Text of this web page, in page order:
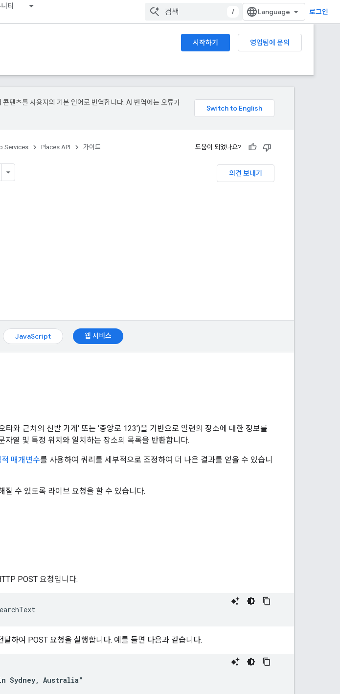
티
/ 로그인
시작하기
영업팀에 문의
텐츠를 사용자의 기본 언어로 번역합니다. AI 번역에는 오류가
Services Places API 가이드 도움이 되었나요?
의견 보내기
JavaScript 웹 서비스
타와 근처의 신발 가게' 또는 '중앙로 123')을 기반으로 일련의 장소에 대한 정보를
자열 및 특정 위치와 일치하는 장소의 목록을 반환합니다.
매개변수를 사용하여 쿼리를 세부적으로 조정하여 더 나은 결과를 얻을 수 있습니
질 수 있도록 라이브 요청을 할 수 있습니다.
POST 요청입니다.
달하여 POST 요청을 실행합니다. 예를 들면 다음과 같습니다.
Sydney, Australia"